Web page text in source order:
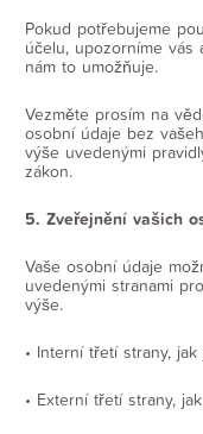
Pokud potřebujeme
účelu, upozorníme vás
nám to umožňuje.
Vezměte prosím na
osobní údaje bez
výše uvedenými
zákon.
5. Zveřejnění vašich
Vaše osobní údaje
uvedenými stranami
výše.
• Interní třetí strany,
• Externí třetí strany,